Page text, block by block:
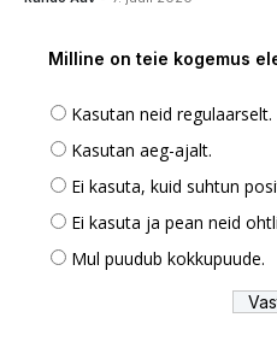
Milline on teie kogemus
Kasutan neid regulaarselt.
Kasutan aeg-ajalt.
Ei kasuta, kuid suhtun
Ei kasuta ja pean neid
Mul puudub kokkupuude.